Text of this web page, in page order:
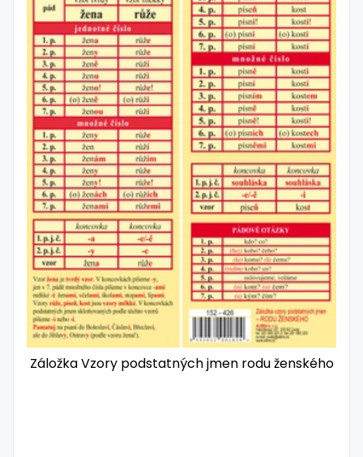
Záložka Vzory podstatných jmen rodu ženského